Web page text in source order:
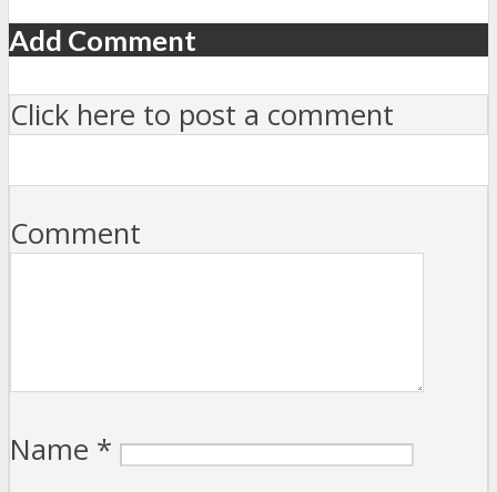
Add Comment
Click here to post a comment
Comment
Name *